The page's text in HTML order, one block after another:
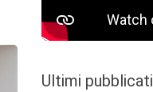
Ultimi pubblicati